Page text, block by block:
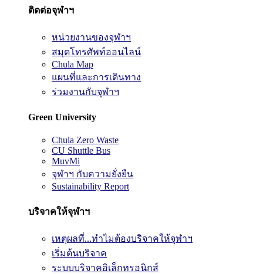
ติดต่อจุฬาฯ
หน่วยงานของจุฬาฯ
สมุดโทรศัพท์ออนไลน์
Chula Map
แผนที่และการเดินทาง
ร่วมงานกับจุฬาฯ
Green University
Chula Zero Waste
CU Shuttle Bus
MuvMi
จุฬาฯ กับความยั่งยืน
Sustainability Report
บริจาคให้จุฬาฯ
เหตุผลที่...ทำไมต้องบริจาคให้จุฬาฯ
เริ่มต้นบริจาค
ระบบบริจาคอิเล็กทรอนิกส์